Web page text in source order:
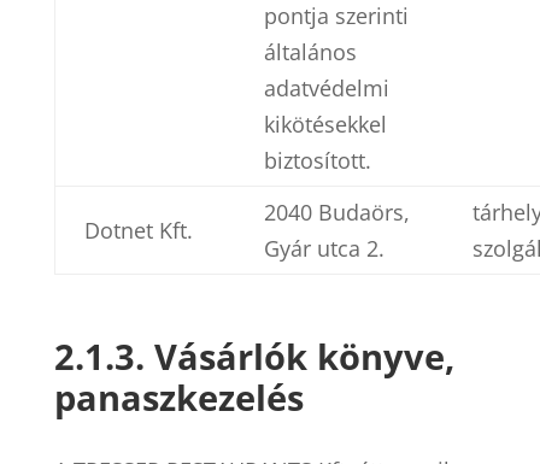
pontja szerinti
általános
adatvédelmi
kikötésekkel
biztosított.
Dotnet Kft.
2040 Budaörs,
Gyár utca 2.
2.1.3. Vásárlók könyve,
panaszkezelés